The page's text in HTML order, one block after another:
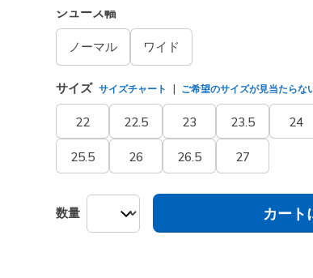
シューズ幅
ノーマル ワイド
サイズ サイズチャート ご希望のサイズが見当たらな
22 22.5 23 23.5 24
25.5 26 26.5 27
数量 カート